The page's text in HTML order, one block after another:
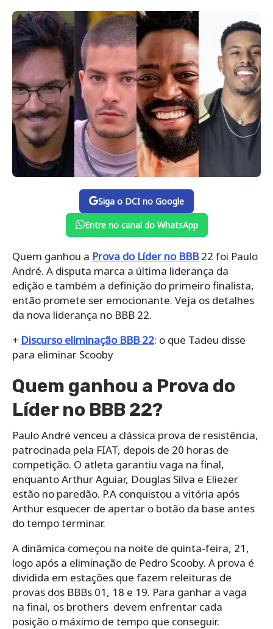
Siga o DCI no Google
Entre no canal do WhatsApp
Quem ganhou a Prova do Líder no BBB22 foi Paulo
André. A disputa marca a última liderança da
edição e também a definição do primeiro finalista,
então promete ser emocionante. Veja os detalhes
da nova liderança no BBB 22.
+ Discurso eliminação BBB 22: o que Tadeu disse
para eliminar Scooby
Quem ganhou a Prova do
Líder no BBB 22?
Paulo André venceu a clássica prova de resistência,
patrocinada pela FIAT, depois de 20 horas de
competição. O atleta garantiu vaga na final,
enquanto Arthur Aguiar, Douglas Silva e Eliezer
estão no paredão. P.A conquistou a vitória após
Arthur esquecer de apertar o botão da base antes
do tempo terminar.
A dinâmica começou na noite de quinta-feira, 21,
logo após a eliminação de Pedro Scooby. A prova é
dividida em estações que fazem releituras de
provas dos BBBs 01, 18 e 19. Para ganhar a vaga
na final, os brothers devem enfrentar cada
posição o máximo de tempo que conseguir.